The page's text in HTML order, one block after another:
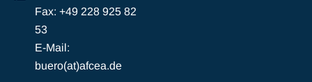
Fax: +49 228 925 82
53
E-Mail:
buero(at)afcea.de